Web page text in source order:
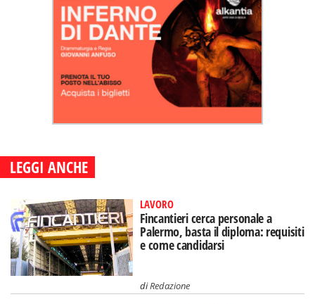
LEGGI ANCHE
LAVORO
Fincantieri cerca personale a
Palermo, basta il diploma: requisiti
e come candidarsi
diRedazione